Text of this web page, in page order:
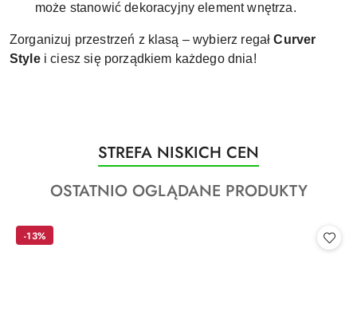
może stanowić dekoracyjny element wnętrza.
Zorganizuj przestrzeń z klasą – wybierz regałCurver
Stylei ciesz się porządkiem każdego dnia!
Pomiń karuzelę produktów
Produkty
o
statusie:
STREFA NISKICH CEN
Produkty
statusie:
OSTATNIO OGLĄDANE PRODUKTY
-13%